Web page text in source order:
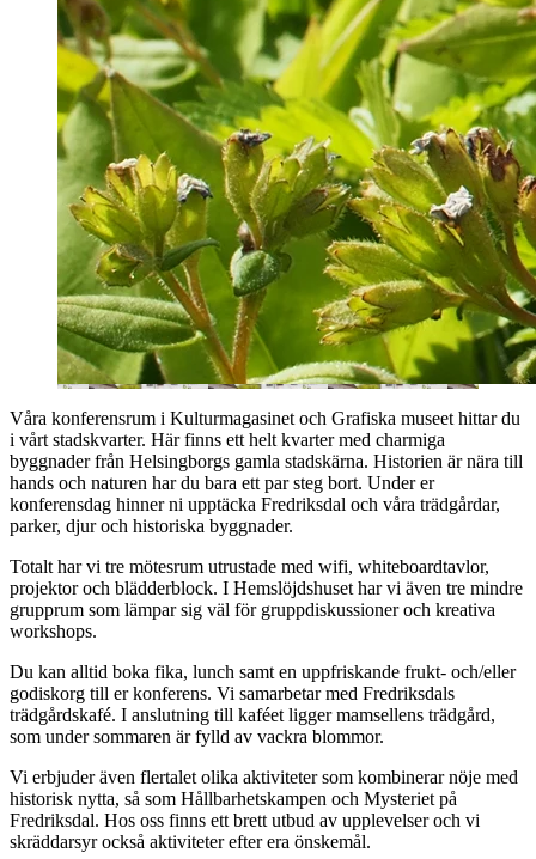
Våra konferensrum i Kulturmagasinet och Grafiska museet hittar du
i vårt stadskvarter. Här finns ett helt kvarter med charmiga
byggnader från Helsingborgs gamla stadskärna. Historien är nära till
hands och naturen har du bara ett par steg bort. Under er
konferensdag hinner ni upptäcka Fredriksdal och våra trädgårdar,
parker, djur och historiska byggnader.
Totalt har vi tre mötesrum utrustade med wifi, whiteboardtavlor,
projektor och blädderblock. I Hemslöjdshuset har vi även tre mindre
grupprum som lämpar sig väl för gruppdiskussioner och kreativa
workshops.
Du kan alltid boka fika, lunch samt en uppfriskande frukt- och/eller
godiskorg till er konferens. Vi samarbetar med Fredriksdals
trädgårdskafé. I anslutning till kaféet ligger mamsellens trädgård,
som under sommaren är fylld av vackra blommor.
Vi erbjuder även flertalet olika aktiviteter som kombinerar nöje med
historisk nytta, så som Hållbarhetskampen och Mysteriet på
Fredriksdal. Hos oss finns ett brett utbud av upplevelser och vi
skräddarsyr också aktiviteter efter era önskemål.